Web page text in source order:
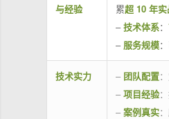
与经验
累超 10 年
–技术体系：
– 服务规模
技术实力 – 团队配置
– 项目经验
– 案例真实